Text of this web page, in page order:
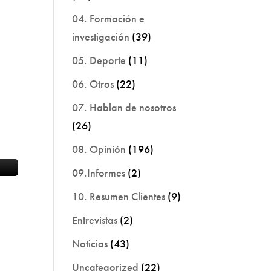
04. Formación e
investigación (39)
05. Deporte (11)
06. Otros (22)
07. Hablan de nosotros
(26)
08. Opinión (196)
09.Informes (2)
10. Resumen Clientes (9)
Entrevistas (2)
Noticias (43)
Uncategorized (22)